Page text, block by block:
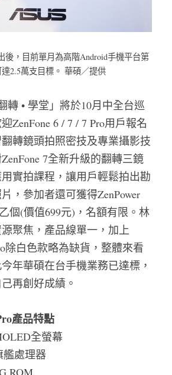
後，目前單月為高階Android手機平台第
2.5萬支目標。 華碩／提供
轉 • 學堂」將於10月中全台巡
ZenFone 6 / 7 / 7 Pro用戶報名
轉鏡頭拍照密技及專業攝影技
7全新升級的翻轉三鏡
實拍課程，讓用戶輕鬆拍出勘
，參加者還可獲得ZenPower
個(價值699元)，名額有限。林
聚焦，產品線單一，加上
除白色款略為缺貨，整體來看
年華碩在台手機業務已達標，
再創好成績。
產品特點
全螢幕
艦處理器
ROM